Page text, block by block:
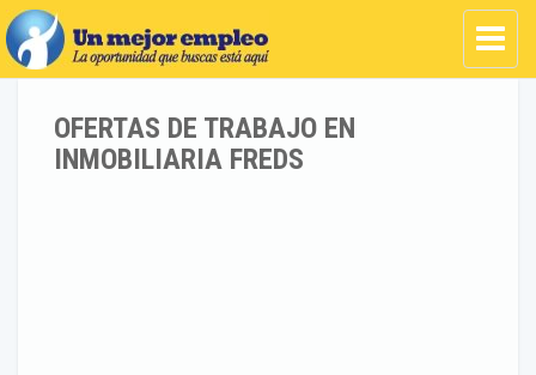
OFERTAS DE TRABAJO EN
INMOBILIARIA FREDS